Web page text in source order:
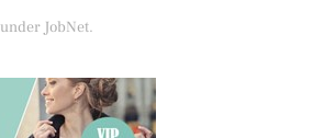
JobNet.